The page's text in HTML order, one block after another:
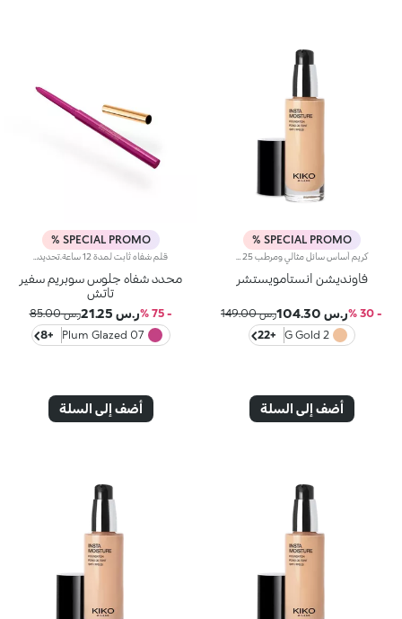
SPECIAL PROMO %
فاونديشن انستامويستشر
- 30 % ر.س 104.30
ر.س 149.00
2 G Gold
+22
أضف إلى السلة
SPECIAL PROMO %
محدد شفاه جلوس سوبريم سفير
تاتش
- 75 % ر.س 21.25
ر.س 85.00
07 Plum Glazed
+8
أضف إلى السلة